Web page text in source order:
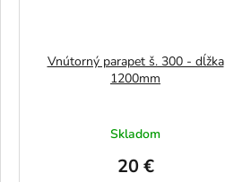
Vnútorný parapet š. 300 - dĺžka
1200mm
Skladom
20 €